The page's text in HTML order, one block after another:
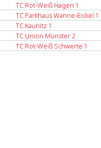
TC Rot-Weiß Hagen 1
TC Parkhaus Wanne-Eickel 1
TC Kaunitz 1
TC Union Münster 2
TC Rot-Weiß Schwerte 1